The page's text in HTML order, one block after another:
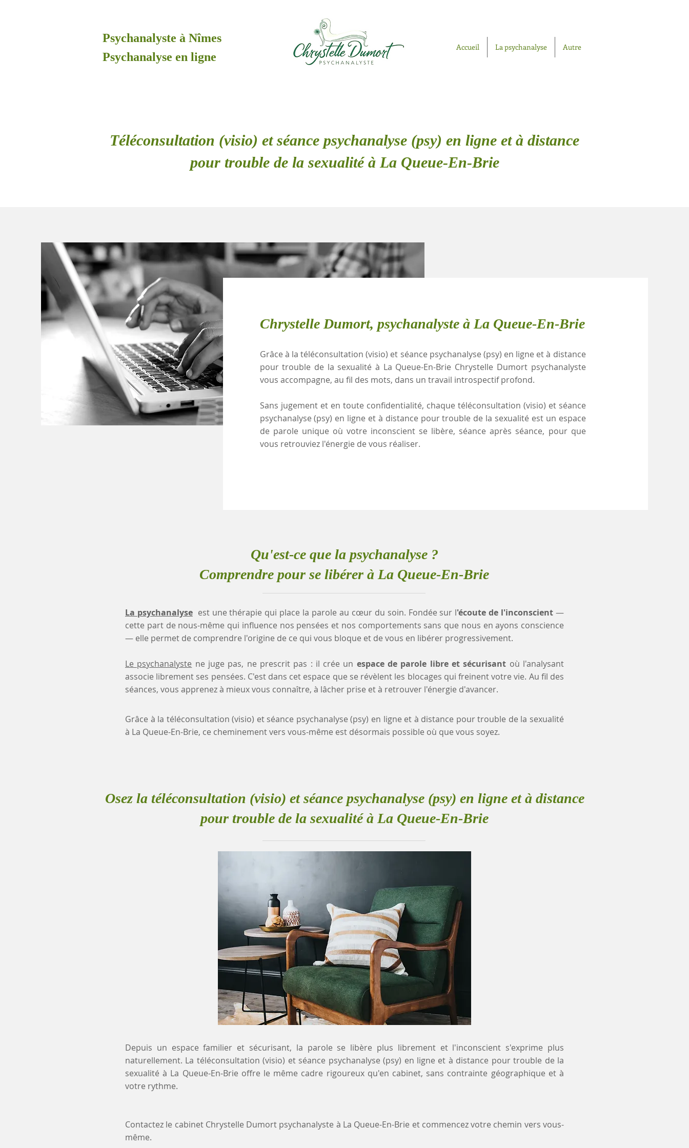
Psychanalyste à Nîmes
Psychanalyse en ligne
Accueil La psychanalyse Autre
Téléconsultation (visio) et séance psychanalyse (psy) en ligne et à distance
pour trouble de la sexualité à La Queue-En-Brie
Chrystelle Dumort, psychanalyste à La Queue-En-Brie
Grâce à la téléconsultation (visio) et séance psychanalyse (psy) en ligne et à distance
pour trouble de la sexualité à La Queue-En-Brie Chrystelle Dumort psychanalyste
vous accompagne, au fil des mots, dans un travail introspectif profond.
Sans jugement et en toute confidentialité, chaque téléconsultation (visio) et séance
psychanalyse (psy) en ligne et à distance pour trouble de la sexualité est un espace
de parole unique où votre inconscient se libère, séance après séance, pour que
vous retrouviez l'énergie de vous réaliser.
Qu'est-ce que la psychanalyse ?
Comprendre pour se libérer à La Queue-En-Brie
La psychanalyse est une thérapie qui place la parole au cœur du soin. Fondée sur l'écoute de l'inconscient—
cette part de nous-même qui influence nos pensées et nos comportements sans que nous en ayons conscience
— elle permet de comprendre l'origine de ce qui vous bloque et de vous en libérer progressivement.
Le psychanalyste ne juge pas, ne prescrit pas : il crée un espace de parole libre et sécurisant où l'analysant
associe librement ses pensées. C'est dans cet espace que se révèlent les blocages qui freinent votre vie. Au fil des
séances, vous apprenez à mieux vous connaître, à lâcher prise et à retrouver l'énergie d'avancer.
Grâce à la téléconsultation (visio) et séance psychanalyse (psy) en ligne et à distance pour trouble de la sexualité
à La Queue-En-Brie, ce cheminement vers vous-même est désormais possible où que vous soyez.
Osez la téléconsultation (visio) et séance psychanalyse (psy) en ligne et à distance
pour trouble de la sexualité à La Queue-En-Brie
Depuis un espace familier et sécurisant, la parole se libère plus librement et l'inconscient s'exprime plus
naturellement. La téléconsultation (visio) et séance psychanalyse (psy) en ligne et à distance pour trouble de la
sexualité à La Queue-En-Brie offre le même cadre rigoureux qu'en cabinet, sans contrainte géographique et à
votre rythme.
Contactez le cabinet Chrystelle Dumort psychanalyste à La Queue-En-Brie et commencez votre chemin vers vous-
même.